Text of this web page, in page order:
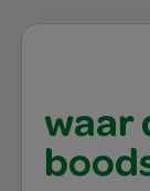
waar